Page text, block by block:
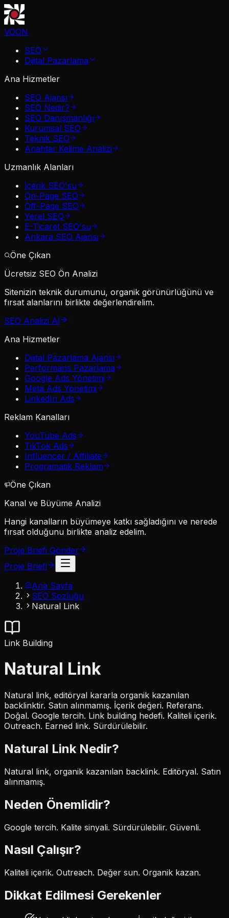
VOON
SEO
Dijital Pazarlama
Ana Hizmetler
SEO Ajansı
SEO Nedir?
SEO Danışmanlığı
Kurumsal SEO
Teknik SEO
Anahtar Kelime Analizi
Uzmanlık Alanları
İçerik SEO'su
On-Page SEO
Off-Page SEO
Yerel SEO
E-Ticaret SEO'su
Ankara SEO Ajansı
Öne Çıkan
Ücretsiz SEO Ön Analizi
Sitenizin teknik durumunu, organik görünürlüğünü ve
fırsat alanlarını birlikte değerlendirelim.
SEO Analizi Al
Ana Hizmetler
Dijital Pazarlama Ajansı
Performans Pazarlama
Google Ads Yönetimi
Meta Ads Yönetimi
LinkedIn Ads
Reklam Kanalları
YouTube Ads
TikTok Ads
Influencer / Affiliate
Programatik Reklam
Öne Çıkan
Kanal ve Büyüme Analizi
Hangi kanalların büyümeye katkı sağladığını ve nerede
fırsat olduğunu birlikte analiz edelim.
Proje Briefi Gönder
Proje Briefi
Ana Sayfa
SEO Sözlüğü
Natural Link
Link Building
Natural Link
Natural link, editöryal kararla organik kazanılan
backlinktir. Satın alınmamış. İçerik değeri. Referans.
Doğal. Google tercih. Link building hedefi. Kaliteli içerik.
Outreach. Earned link. Sürdürülebilir.
Natural Link Nedir?
Natural link, organik kazanılan backlink. Editöryal. Satın
alınmamış.
Neden Önemlidir?
Google tercih. Kalite sinyali. Sürdürülebilir. Güvenli.
Nasıl Çalışır?
Kaliteli içerik. Outreach. Değer sun. Organik kazan.
Dikkat Edilmesi Gerekenler